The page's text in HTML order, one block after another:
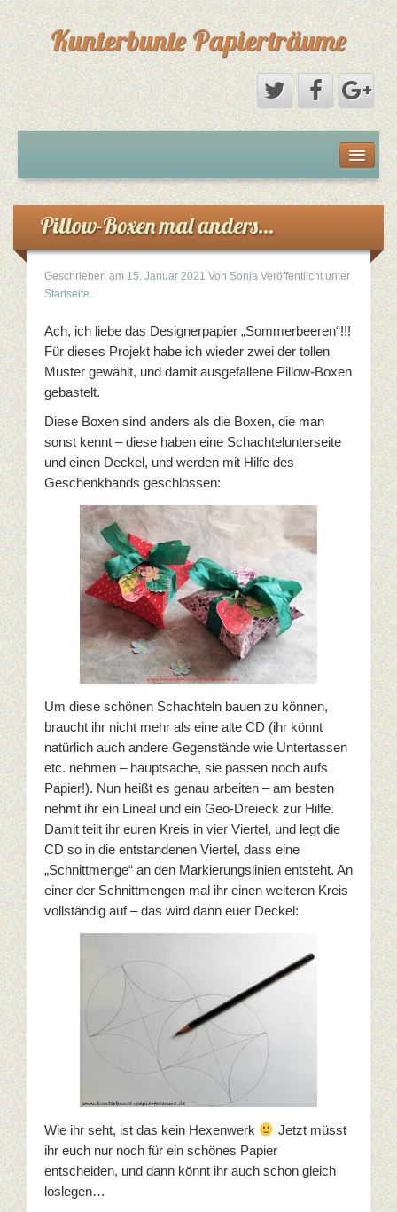
Kunterbunte Papierträume
Über mich
Stampin Up von A-Z
Farben
Stanzen und Prägen
Stanzschablonen
Prägefolder
Stempel
Gastgeberinnen-Sets
Hintergrundstempel
Stempelsets aus den Sale-A-Brations
Sale-A-Bration 2011
Sale-A-Bration 2013
Sale-A-Bration 2014
Sale-A-Bration 2015
Sale-A-Bration 2016
Sale-A-Bration 2017
Weihnachten
Datenschutzerklärung
Pillow-Boxen mal anders…
Geschrieben am 15. Januar 2021 Von Sonja Veröffentlicht unter
Startseite .
Ach, ich liebe das Designerpapier „Sommerbeeren“!!!
Für dieses Projekt habe ich wieder zwei der tollen
Muster gewählt, und damit ausgefallene Pillow-Boxen
gebastelt.
Diese Boxen sind anders als die Boxen, die man
sonst kennt – diese haben eine Schachtelunterseite
und einen Deckel, und werden mit Hilfe des
Geschenkbands geschlossen:
Um diese schönen Schachteln bauen zu können,
braucht ihr nicht mehr als eine alte CD (ihr könnt
natürlich auch andere Gegenstände wie Untertassen
etc. nehmen – hauptsache, sie passen noch aufs
Papier!). Nun heißt es genau arbeiten – am besten
nehmt ihr ein Lineal und ein Geo-Dreieck zur Hilfe.
Damit teilt ihr euren Kreis in vier Viertel, und legt die
CD so in die entstandenen Viertel, dass eine
„Schnittmenge“ an den Markierungslinien entsteht. An
einer der Schnittmengen mal ihr einen weiteren Kreis
vollständig auf – das wird dann euer Deckel:
Wie ihr seht, ist das kein Hexenwerk
Jetzt müsst
ihr euch nur noch für ein schönes Papier
entscheiden, und dann könnt ihr auch schon gleich
loslegen…